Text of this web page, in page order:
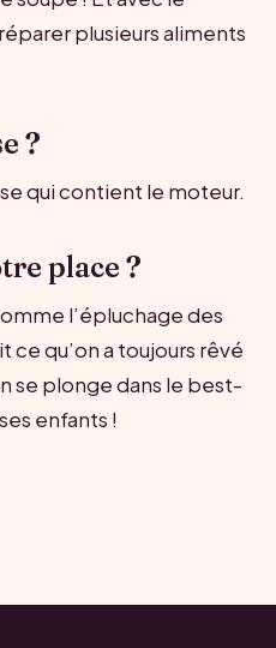
plusieurs aliments
?
qui contient le moteur.
place ?
l’épluchage des
ce qu’on a toujours rêvé
se plonge dans le best-
enfants !